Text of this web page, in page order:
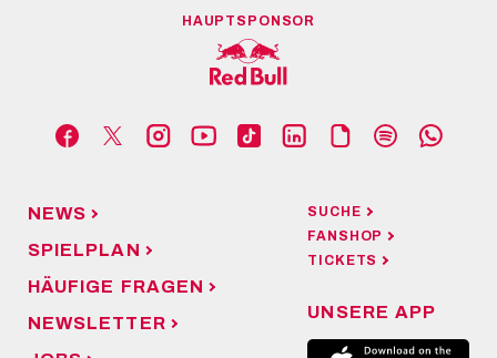
HAUPTSPONSOR
NEWS
SPIELPLAN
HÄUFIGE FRAGEN
NEWSLETTER
SUCHE
FANSHOP
TICKETS
UNSERE APP